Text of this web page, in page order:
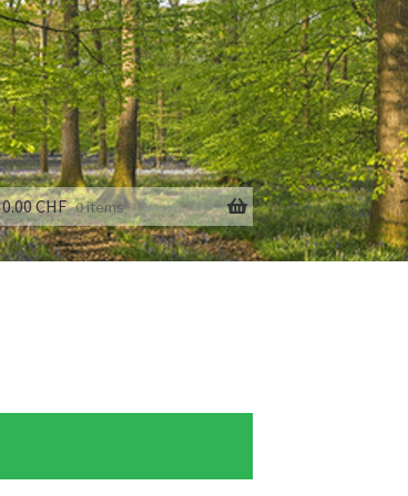
0.00CHF 0 items